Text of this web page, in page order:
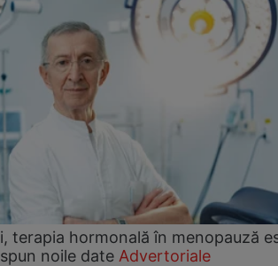
terapia hormonală în menopauză
noile date Advertoriale